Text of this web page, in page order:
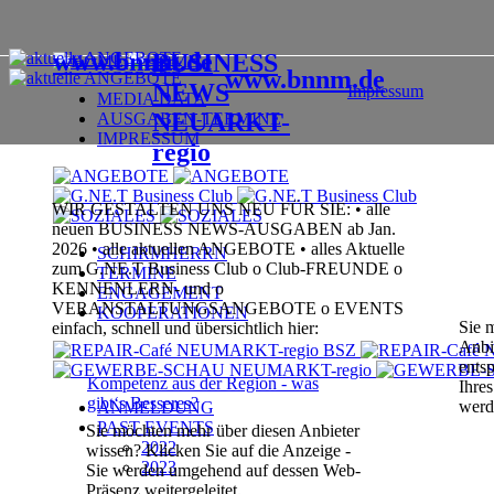
MEDIA DATA
AUSGABEN-TERMINE
IMPRESSUM
SCHIRMHERRN
TERMINE
ENGAGEMENT
KOOPERATIONEN
ANMELDUNG
PAST EVENTS
2022
2023
Sie
www.bnnm.de
BUSINESS
NEWS
NEUARKT-
regio
www.bnnm.de
Kompetenz aus der Region -was
gibt‘s Besseres?
Impressum
Sie möchten mehr über diesen Anbieter
wissen?Klicken Sie auf die Anzeige -
Sie werden umgehend auf dessen Web-
Präsenz weitergeleitet.
WIR GESTALTEN UNS NEU FÜR SIE: • alle
neuen BUSINESS NEWS-AUSGABEN ab Jan.
2026 • alle aktuellen ANGEBOTE • alles Aktuelle
zum G.NE.T Business Club o Club-FREUNDE o
KENNENLERN- und o
VERANSTALTUNGSANGEBOTE o EVENTS
einfach, schnell und übersichtlich hier: